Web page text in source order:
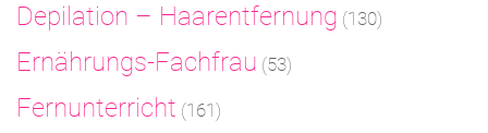
Depilation – Haarentfernung (130)
Ernährungs-Fachfrau (53)
Fernunterricht (161)